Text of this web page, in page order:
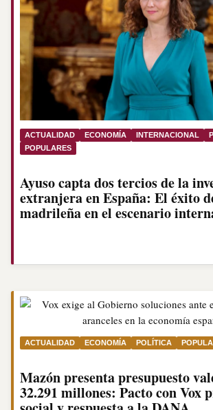
ACTUALIDAD ECONOMÍA INTERNACIONAL
POPULARES
Ayuso capta dos tercios de la
extranjera en España: El éxito
madrileña en el escenario
ACTUALIDAD ECONOMÍA POLÍTICA
Mazón presenta presupuesto
32.291 millones: Pacto con Vox